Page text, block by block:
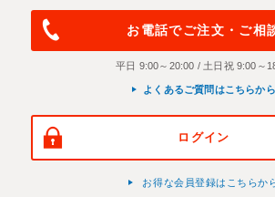
お電話でご注文・ご相
平日 9:00～20:00 / 土日祝 9:00～
よくあるご質問はこちらから
ログイン
お得な会員登録はこちらか